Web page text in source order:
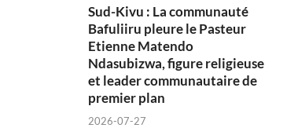
Sud-Kivu : La communauté
Bafuliiru pleure le Pasteur
Etienne Matendo
Ndasubizwa, figure religieuse
et leader communautaire de
premier plan
2026-07-27